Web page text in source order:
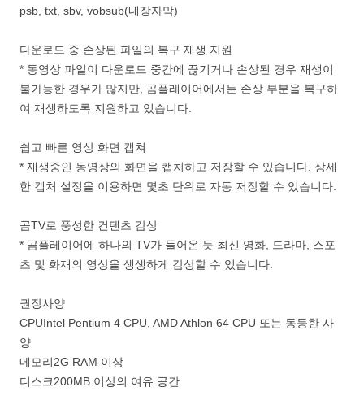
psb, txt, sbv, vobsub(내장자막)
다운로드 중 손상된 파일의 복구 재생 지원
* 동영상 파일이 다운로드 중간에 끊기거나 손상된 경우 재생이
불가능한 경우가 많지만, 곰플레이어에서는 손상 부분을 복구하
여 재생하도록 지원하고 있습니다.
쉽고 빠른 영상 화면 캡쳐
* 재생중인 동영상의 화면을 캡처하고 저장할 수 있습니다. 상세
한 캡처 설정을 이용하면 몇초 단위로 자동 저장할 수 있습니다.
곰TV로 풍성한 컨텐츠 감상
* 곰플레이어에 하나의 TV가 들어온 듯 최신 영화, 드라마, 스포
츠 및 화재의 영상을 생생하게 감상할 수 있습니다.
권장사양
CPUIntel Pentium 4 CPU, AMD Athlon 64 CPU 또는 동등한 사
양
메모리2G RAM 이상
디스크200MB 이상의 여유 공간